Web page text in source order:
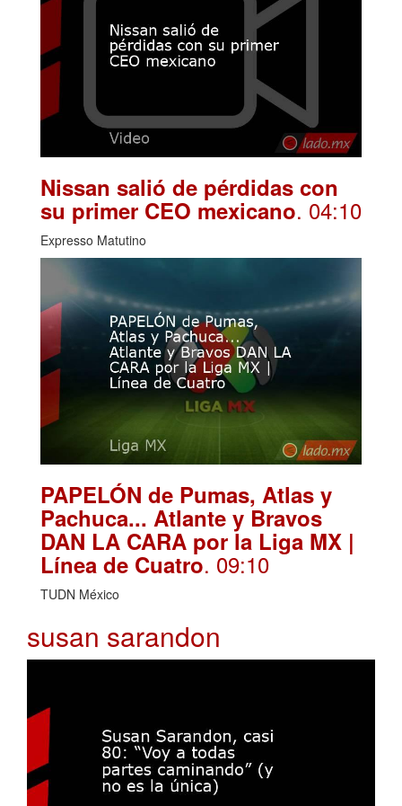
Nissan salió de pérdidas con
su primer CEO mexicano. 04:10
Expresso Matutino
PAPELÓN de Pumas, Atlas y
Pachuca... Atlante y Bravos
DAN LA CARA por la Liga MX |
Línea de Cuatro. 09:10
TUDN México
susan sarandon